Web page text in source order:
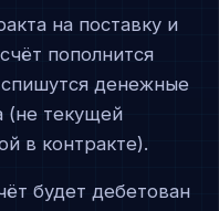
на поставку и
пополнится
денежные
(не текущей
в контракте).
будет дебетован